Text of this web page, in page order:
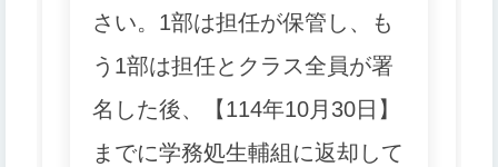
さい。1部は担任が保管し、も
う1部は担任とクラス全員が署
名した後、【114年10月30日】
までに学務処生輔組に返却して